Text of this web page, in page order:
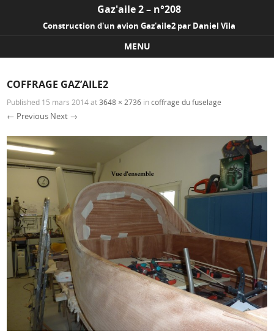
Gaz'aile 2 – n°208
Construction d'un avion Gaz'aile2 par Daniel Vila
MENU
COFFRAGE GAZ’AILE2
Published 15 mars 2014at3648 × 2736 incoffrage du fuselage
← Previous Next →